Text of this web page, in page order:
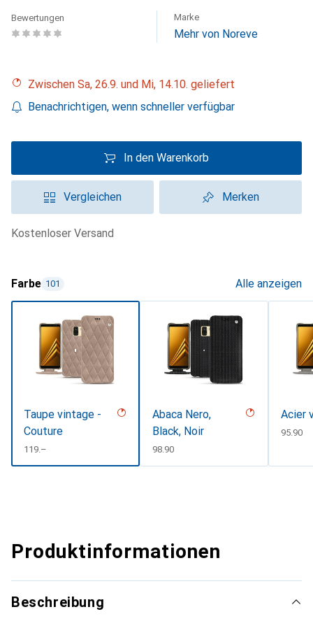
Bewertungen Marke
Mehr von Noreve
Zwischen Sa, 26.9. und Mi, 14.10. geliefert
Benachrichtigen, wenn schneller verfügbar
In den Warenkorb
Vergleichen Merken
kostenloser Versand
Farbe 101 Alle anzeigen
Taupe vintage -
Couture
CHF
119.–
Abaca Nero,
Black, Noir
CHF
98.90
Acier
CHF
95.90
Produktinformationen
Beschreibung